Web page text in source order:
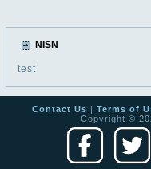
NISN
test
Contact Us | Terms of
Copyright ©